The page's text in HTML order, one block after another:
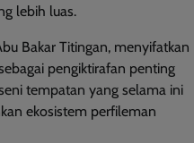
lebih luas.
Bakar Titingan, menyifatkan
pengiktirafan penting
tempatan yang selama ini
ekosistem perfileman